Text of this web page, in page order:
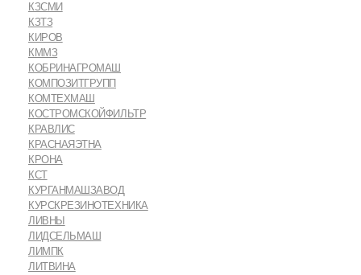
КЗСМИ
КЗТЗ
КИРОВ
КММЗ
КОБРИНАГРОМАШ
КОМПОЗИТГРУПП
КОМТЕХМАШ
КОСТРОМСКОЙФИЛЬТР
КРАВЛИС
КРАСНАЯЭТНА
КРОНА
КСТ
КУРГАНМАШЗАВОД
КУРСКРЕЗИНОТЕХНИКА
ЛИВНЫ
ЛИДСЕЛЬМАШ
ЛИМПК
ЛИТВИНА